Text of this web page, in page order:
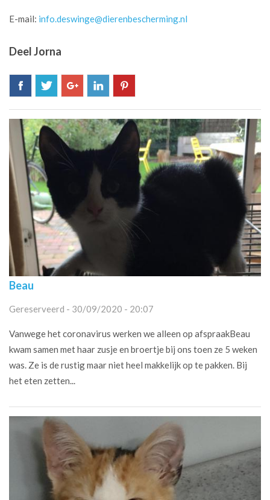
E-mail: info.deswinge@dierenbescherming.nl
Deel Jorna
Beau
Gereserveerd - 30/09/2020 - 20:07
Vanwege het coronavirus werken we alleen op afspraakBeau
kwam samen met haar zusje en broertje bij ons toen ze 5 weken
was. Ze is de rustig maar niet heel makkelijk op te pakken. Bij
het eten zetten...